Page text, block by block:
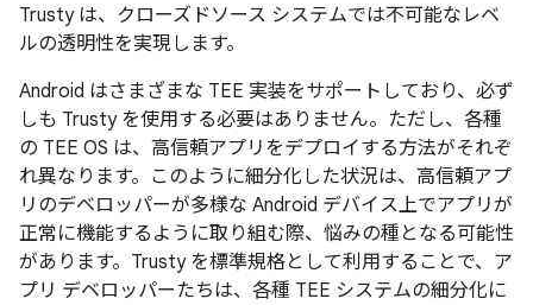
Trusty は、クローズドソース システムでは不可能なレベ
ルの透明性を実現します。
Android はさまざまな TEE 実装をサポートしており、必ず
しも Trusty を使用する必要はありません。ただし、各種
の TEE OS は、高信頼アプリをデプロイする方法がそれぞ
れ異なります。このように細分化した状況は、高信頼アプ
リのデベロッパーが多様な Android デバイス上でアプリが
正常に機能するように取り組む際、悩みの種となる可能性
があります。Trusty を標準規格として利用することで、ア
プリ デベロッパーたちは、各種 TEE システムの細分化に